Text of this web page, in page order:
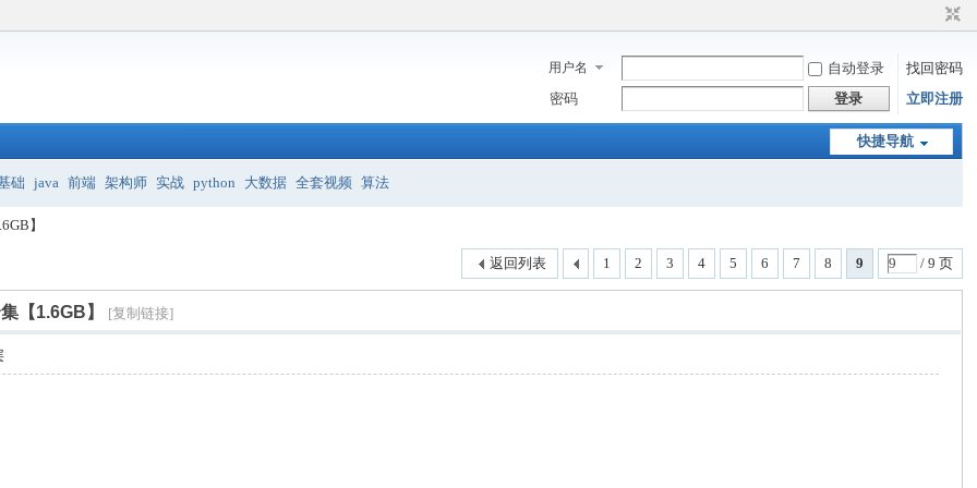
用户名 自动登录
找回密码
密码
登录 立即注册
快捷导航
础 java 前端 架构师 实战 python 大数据 全套视频 算法
】
1 2 3 4 5 6 7 8 9 / 9 页
返回列表
【1.6GB】 [复制链接]